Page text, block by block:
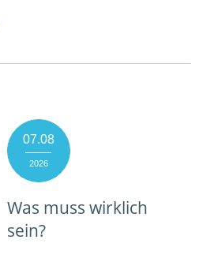
07.08
2026
Was muss wirklich
sein?